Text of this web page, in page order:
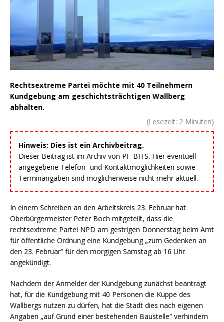
Rechtsextreme Partei möchte mit 40 Teilnehmern
Kundgebung am geschichtsträchtigen Wallberg
abhalten.
(Lesezeit: 2 Minuten)
Hinweis: Dies ist ein Archivbeitrag.
Dieser Beitrag ist im Archiv von PF-BITS. Hier eventuell
angegebene Telefon- und Kontaktmöglichkeiten sowie
Terminangaben sind möglicherweise nicht mehr aktuell.
In einem Schreiben an den Arbeitskreis 23. Februar hat
Oberbürgermeister Peter Boch mitgeteilt, dass die
rechtsextreme Partei NPD am gestrigen Donnerstag beim Amt
für öffentliche Ordnung eine Kundgebung „zum Gedenken an
den 23. Februar“ für den morgigen Samstag ab 16 Uhr
angekündigt.
Nachdem der Anmelder der Kundgebung zunächst beantragt
hat, für die Kundgebung mit 40 Personen die Kuppe des
Wallbergs nutzen zu dürfen, hat die Stadt dies nach eigenen
Angaben „auf Grund einer bestehenden Baustelle“ verhindern